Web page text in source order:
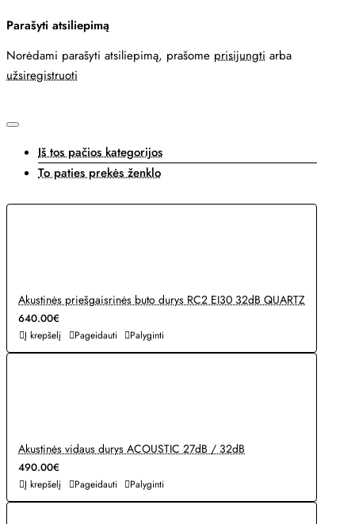
Parašyti atsiliepimą
Norėdami parašyti atsiliepimą, prašome prisijungti arba
užsiregistruoti
Iš tos pačios kategorijos
To paties prekės ženklo
Akustinės priešgaisrinės buto durys RC2 EI30 32dB QUARTZ
640.00€
Į krepšelį Pageidauti Palyginti
Akustinės vidaus durys ACOUSTIC 27dB / 32dB
490.00€
Į krepšelį Pageidauti Palyginti